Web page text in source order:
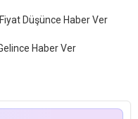
Fiyat Düşünce Haber Ver
Haber Ver